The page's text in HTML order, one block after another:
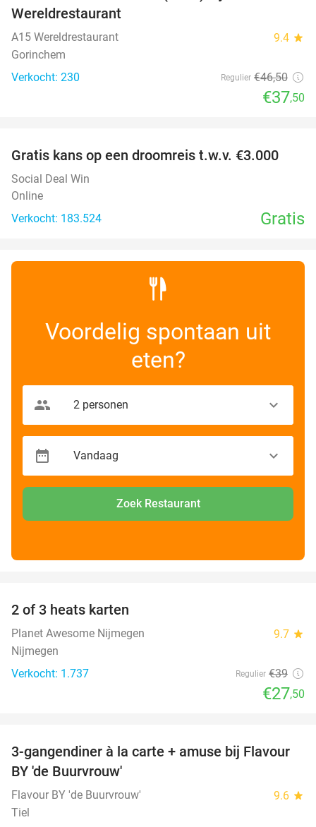
Wereldrestaurant
A15 Wereldrestaurant 9.4 star
Gorinchem
Verkocht: 230
Regulier €46,50
€37,50
Gratis kans op een droomreis t.w.v. €3.000
Social Deal Win
Online
Verkocht: 183.524
Gratis
Voordelig spontaan uit
eten?
Zoek Restaurant
2 of 3 heats karten
Planet Awesome Nijmegen 9.7 star
Nijmegen
Verkocht: 1.737
Regulier €39
€27,50
38%
3-gangendiner à la carte + amuse bij Flavour
BY 'de Buurvrouw'
Flavour BY 'de Buurvrouw' 9.6 star
Tiel